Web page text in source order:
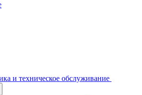
и техническое обслуживание